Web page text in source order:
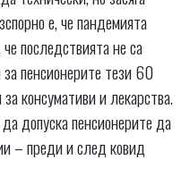
е, че пандемията
последствията не са
пенсионерите тези 60
консумативи и лекарства.
допуска пенсионерите да
– преди и след ковид